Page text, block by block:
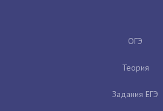
ОГЭ
Теория
Задания ЕГЭ